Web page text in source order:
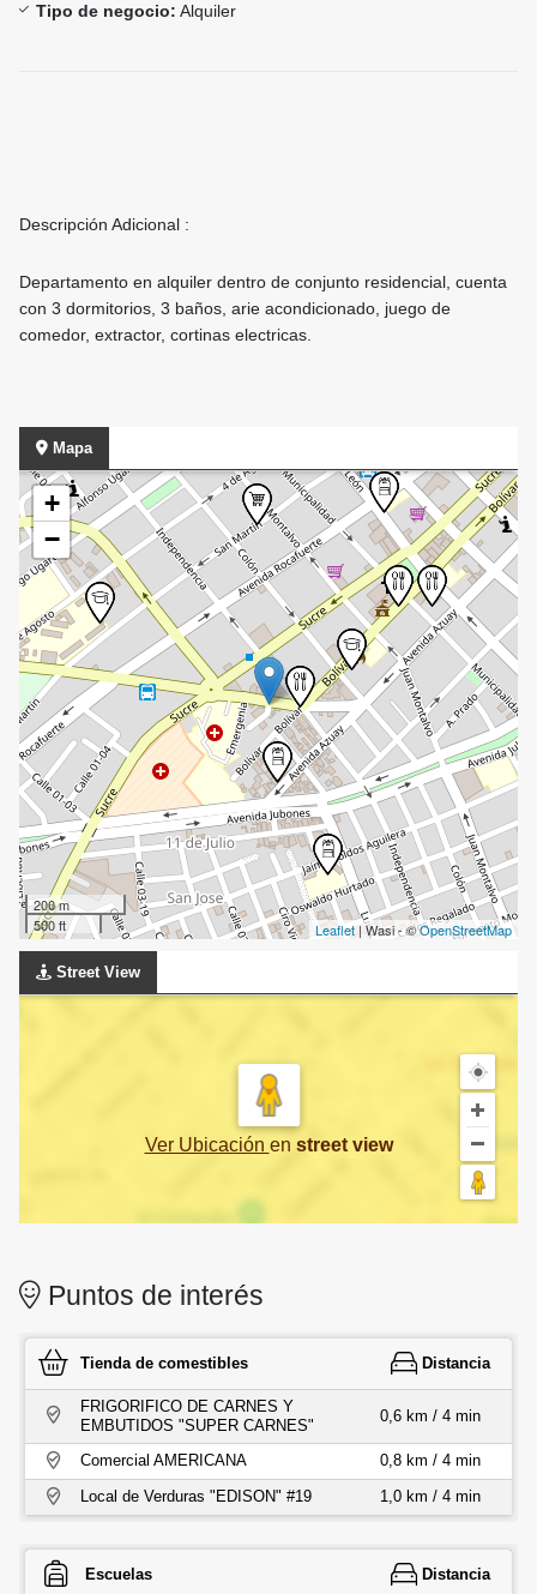
Tipo de negocio: Alquiler
Descripción Adicional :
Departamento en alquiler dentro de conjunto residencial, cuenta
con 3 dormitorios, 3 baños, arie acondicionado, juego de
comedor, extractor, cortinas electricas.
Mapa
+
−
200 m
500 ft
Leaflet| Wasi - ©OpenStreetMap
Street View
Ver Ubicación en street view
Puntos de interés
Tienda de comestibles Distancia
FRIGORIFICO DE CARNES Y
EMBUTIDOS "SUPER CARNES"
0,6 km / 4 min
Comercial AMERICANA
0,8 km / 4 min
Local de Verduras "EDISON" #19
1,0 km / 4 min
Escuelas Distancia